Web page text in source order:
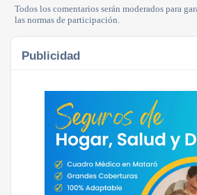
Todos los comentarios serán moderados para
las normas de participación.
Publicidad